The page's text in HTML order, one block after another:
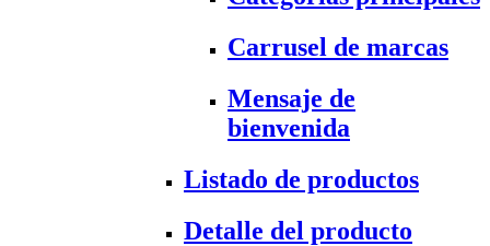
Carrusel de marcas
Mensaje de
bienvenida
Listado de productos
Detalle del producto